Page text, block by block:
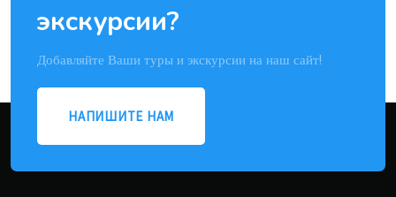
экскурсии?
Добавляйте Ваши туры и экскурсии на наш сайт!
НАПИШИТЕ НАМ